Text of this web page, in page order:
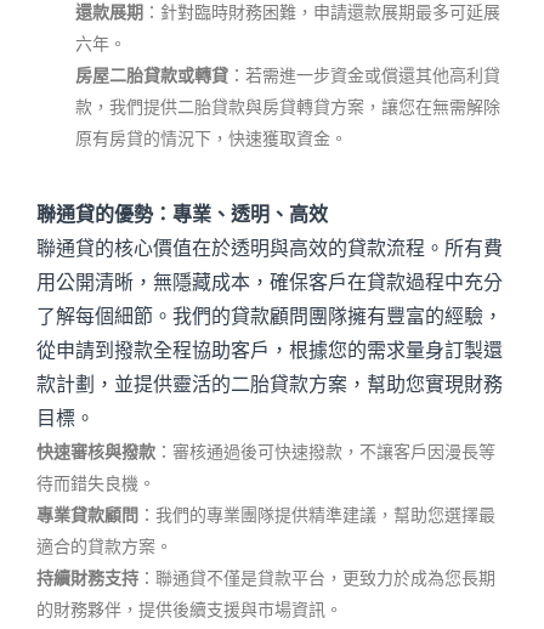
還款展期 ：針對臨時財務困難，申請還款展期最多可延展
六年。
房屋二胎貸款或轉貸 ：若需進一步資金或償還其他高利貸
款，我們提供二胎貸款與房貸轉貸方案，讓您在無需解除
原有房貸的情況下，快速獲取資金。
聯通貸的優勢：專業、透明、高效
聯通貸的核心價值在於透明與高效的貸款流程。所有費
用公開清晰，無隱藏成本，確保客戶在貸款過程中充分
了解每個細節。我們的貸款顧問團隊擁有豐富的經驗，
從申請到撥款全程協助客戶，根據您的需求量身訂製還
款計劃，並提供靈活的二胎貸款方案，幫助您實現財務
目標。
快速審核與撥款 ：審核通過後可快速撥款，不讓客戶因漫長等
待而錯失良機。
專業貸款顧問 ：我們的專業團隊提供精準建議，幫助您選擇最
適合的貸款方案。
持續財務支持 ：聯通貸不僅是貸款平台，更致力於成為您長期
的財務夥伴，提供後續支援與市場資訊。